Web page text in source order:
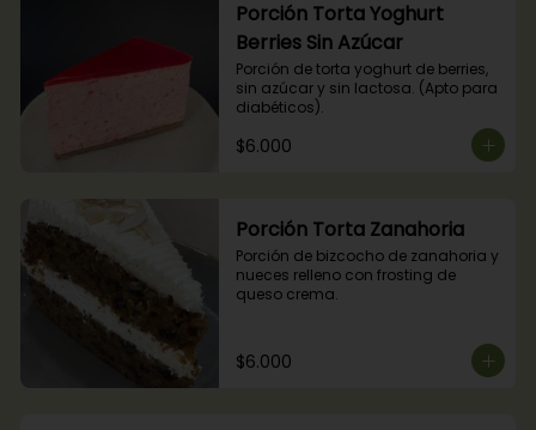
Porción Torta Yoghurt
Berries Sin Azúcar
Porción de torta yoghurt de berries,
sin azúcar y sin lactosa. (Apto para
diabéticos).
$6.000
Porción Torta Zanahoria
Porción de bizcocho de zanahoria y
nueces relleno con frosting de
queso crema.
$6.000